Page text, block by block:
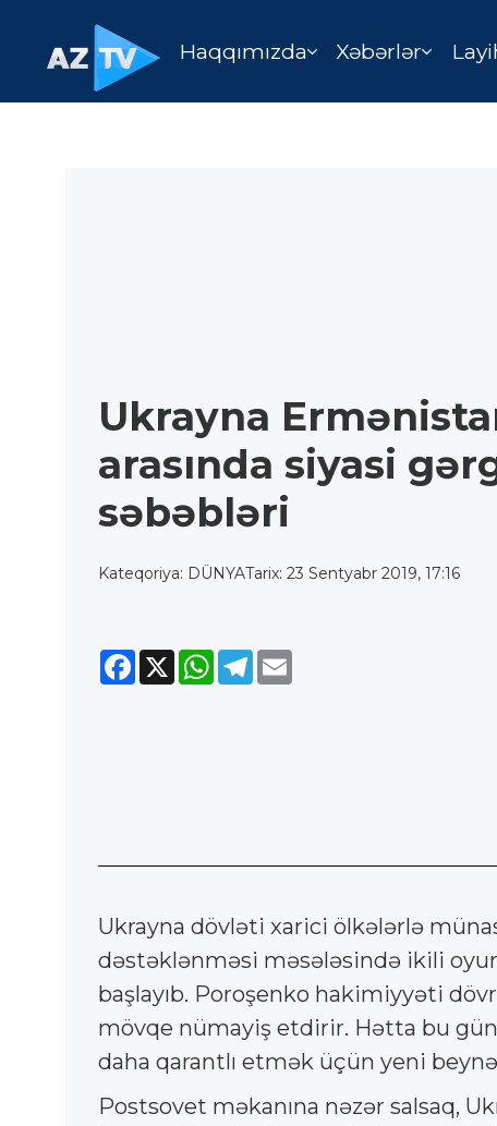
Haqqımızda Xəbərlər
Ukrayna
arasında siyasi
səbəbləri
Kateqoriya: DÜNYATarix: 23 Sentyabr 2019, 17:16
Facebook
X WhatsApp
Telegram
Ukrayna dövləti xarici ölkələrlə
dəstəklənməsi məsələsində ikili
başlayıb. Poroşenko hakimiyyəti
mövqe nümayiş etdirir. Hətta bu
daha qarantlı etmək üçün yeni
Postsovet məkanına nəzər salsaq,